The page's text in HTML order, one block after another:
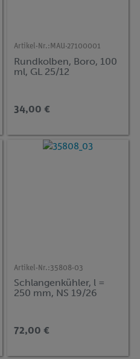
Artikel-Nr.: MAU-27100001
Rundkolben, Boro, 100
ml, GL 25/12
34,00 €
Artikel-Nr.:35808-03
Schlangenkühler, l =
250 mm, NS 19/26
72,00 €